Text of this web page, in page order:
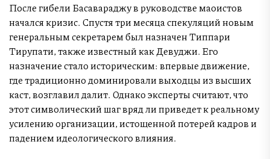
После гибели Басавараджу в руководстве маоистов
начался кризис. Спустя три месяца спекуляций новым
генеральным секретарем был назначен Типпари
Тирупати, также известный как Девуджи. Его
назначение стало историческим: впервые движение,
где традиционно доминировали выходцы из высших
каст, возглавил далит. Однако эксперты считают, что
этот символический шаг вряд ли приведет к реальному
усилению организации, истощенной потерей кадров и
падением идеологического влияния.